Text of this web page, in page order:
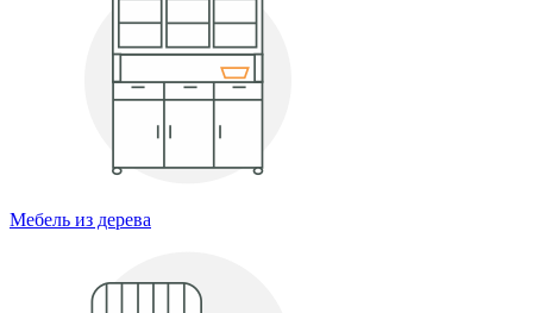
Мебель из дерева